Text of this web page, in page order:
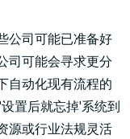
公司可能已准备好
司可能会寻求更分
自动化现有流程的
置后就忘掉'系统到
源或行业法规灵活